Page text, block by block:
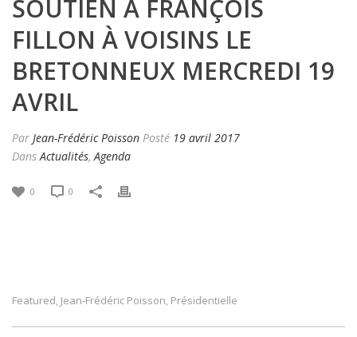
SOUTIEN À FRANÇOIS
FILLON À VOISINS LE
BRETONNEUX MERCREDI 19
AVRIL
Par Jean-Frédéric Poisson Posté 19 avril 2017
DansActualités,Agenda
0 0
Featured, Jean-Frédéric Poisson, Présidentielle